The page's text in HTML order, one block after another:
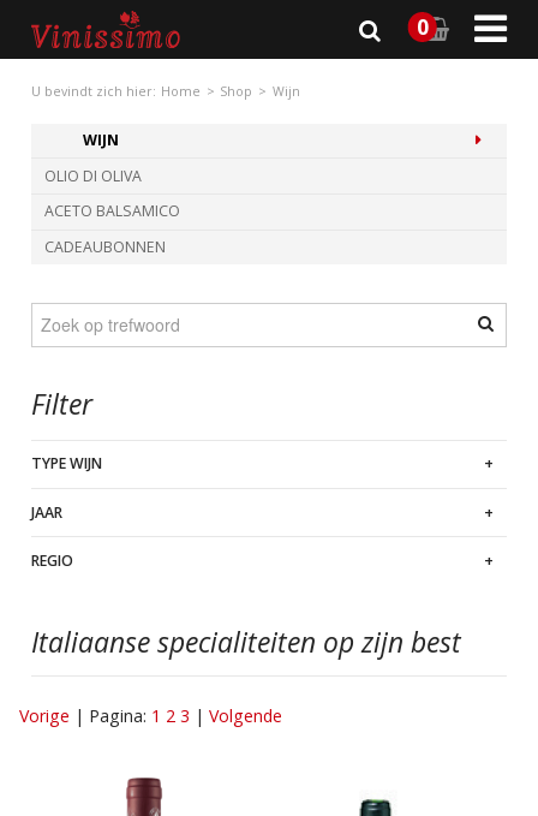
0 
U bevindt zich hier: Home Shop Wijn
WIJN
OLIO DI OLIVA
ACETO BALSAMICO
CADEAUBONNEN
Filter
TYPE WIJN
JAAR
REGIO
Italiaanse specialiteiten op zijn best
Vorige Pagina: 1 2 3 Volgende